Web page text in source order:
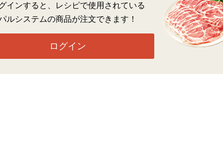
インすると、レシピで使用されている
ルシステムの商品が注文できます！
ログイン